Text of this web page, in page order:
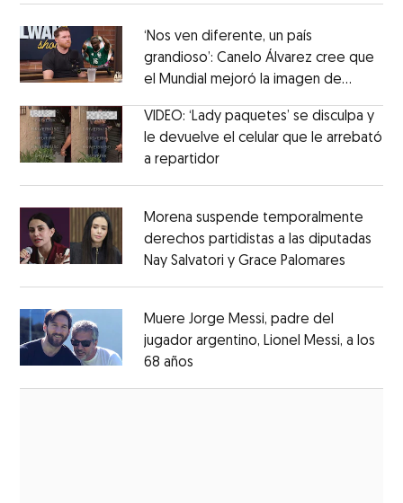
‘Nos ven diferente, un país
grandioso’: Canelo Álvarez cree que
el Mundial mejoró la imagen de
VIDEO: ‘Lady paquetes’ se disculpa y
le devuelve el celular que le arrebató
a repartidorOpens in new window
Morena suspende temporalmente
derechos partidistas a las diputadas
Nay Salvatori y Grace Palomares
Muere Jorge Messi, padre del
jugador argentino, Lionel Messi, a los
68 años